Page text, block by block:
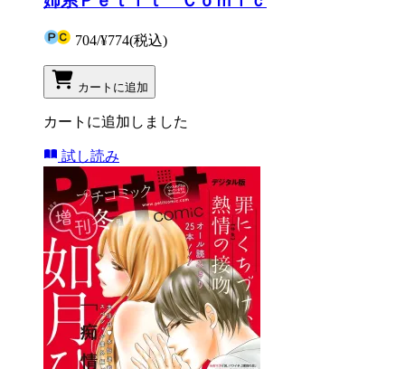
704/¥774(税込)
カートに追加
カートに追加しました
試し読み